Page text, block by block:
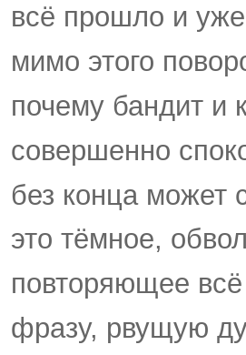
всё прошло и
мимо этого
почему бандит и
совершенно
без конца может
это тёмное,
повторяющее
фразу, рвущую